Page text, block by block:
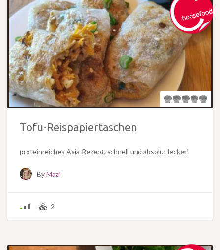
Tofu-Reispapiertaschen
proteinreiches Asia-Rezept, schnell und absolut lecker!
ByMazi
2